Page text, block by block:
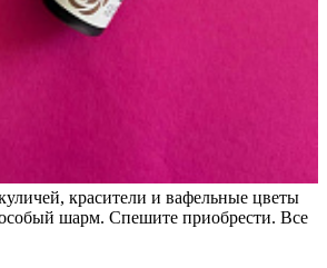
красители и вафельные цветы
шарм. Спешите приобрести. Все